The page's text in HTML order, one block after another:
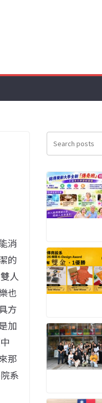
消
的
人
也
方
加
那
系